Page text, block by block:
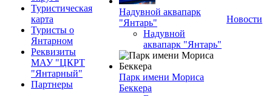
Туристическая
карта
Туристы о
Янтарном
Реквизиты
МАУ "ЦКРТ
"Янтарный"
Партнеры
Надувной аквапарк
"Янтарь"
Надувной
аквапарк "Янтарь"
Парк имени Мориса
Беккера
Новости